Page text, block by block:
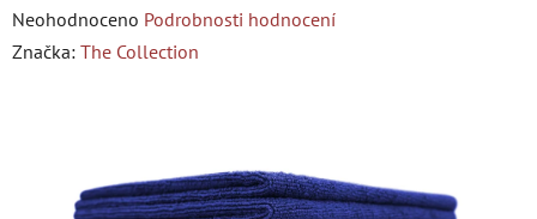
Průměrné
hodnocení
Neohodnoceno Podrobnosti hodnocení
Značka: The Collection